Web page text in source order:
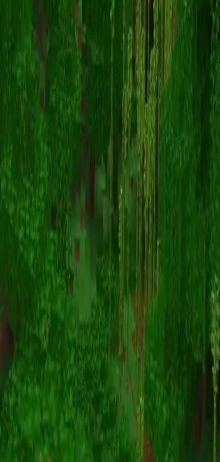
Rogue_Xigbar
스킨 목록으로 돌아가기